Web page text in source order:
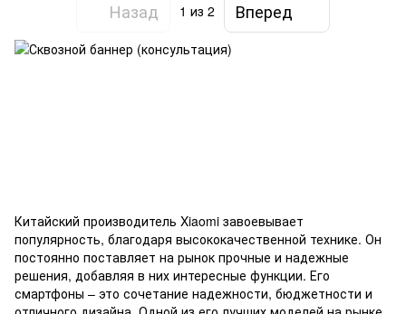
Назад 1 из 2 Вперед
Китайский производитель Xiaomi завоевывает
популярность, благодаря высококачественной технике. Он
постоянно поставляет на рынок прочные и надежные
решения, добавляя в них интересные функции. Его
смартфоны – это сочетание надежности, бюджетности и